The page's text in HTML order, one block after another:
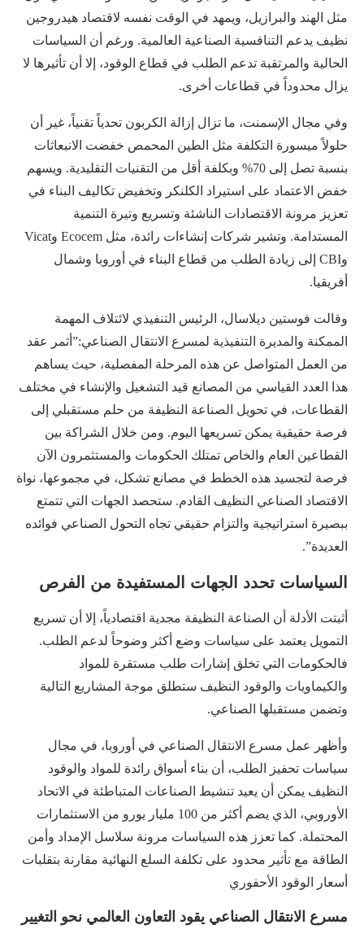
مثل الهند والبرازيل، ويمهد في الوقت نفسه لاقتصاد هيدروجين
نظيف يدعم التنافسية الصناعية العالمية. ورغم أن السياسات
الحالية والمرتقبة تدعم الطلب في قطاع الوقود، إلا أن تأثيرها لا
يزال محدوداً في قطاعات أخرى.
وفي مجال الإسمنت، ما تزال إزالة الكربون تحدياً تقنياً، غير أن
حلولاً ميسورة التكلفة مثل الطين المحمص خفضت الانبعاثات
بنسبة تصل إلى 70% وبكلفة أقل من التقنيات التقليدية. ويسهم
خفض الاعتماد على استيراد الكلنكر وتخفيض تكاليف البناء في
تعزيز مرونة الاقتصادات الناشئة وتسريع وتيرة التنمية
المستدامة. وتشير شركات إنشاءات رائدة، مثل Ecocem وVicat
وCBI إلى زيادة الطلب من قطاع البناء في أوروبا وشمال
أفريقيا.
وقالت فوستين ديلاسال، الرئيس التنفيذي لائتلاف المهمة
الممكنة والمديرة التنفيذية لمسرع الانتقال الصناعي:”أثمر عقد
من العمل المتواصل عن هذه المرحلة المفصلية، حيث يساهم
هذا العدد القياسي من المصانع قيد التشغيل والإنشاء في مختلف
القطاعات، في تحويل الصناعة النظيفة من حلم مستقبلي إلى
فرصة حقيقية يمكن تسريعها اليوم. ومن خلال الشراكة بين
القطاعين العام والخاص تمتلك الحكومات والمستثمرون الآن
فرصة لتجسيد هذه الخطط في مصانع تشكل، في مجموعها، نواة
الاقتصاد الصناعي النظيف القادم. ستحصد الجهات التي تتمتع
ببصيرة استراتيجية والتزام حقيقي تجاه التحول الصناعي فوائده
العديدة”.
السياسات تحدد الجهات المستفيدة من الفرص
أثبتت الأدلة أن الصناعة النظيفة مجدية اقتصادياً، إلا أن تسريع
التمويل يعتمد على سياسات وضع أكثر وضوحاً لدعم الطلب.
فالحكومات التي تخلق إشارات طلب مستقرة للمواد
والكيماويات والوقود النظيف ستطلق موجة المشاريع التالية
وتضمن مستقبلها الصناعي.
وأظهر عمل مسرع الانتقال الصناعي في أوروبا، في مجال
سياسات تحفيز الطلب، أن بناء أسواق رائدة للمواد والوقود
النظيف يمكن أن يعيد تنشيط الصناعات المتباطئة في الاتحاد
الأوروبي، الذي يضم أكثر من 100 مليار يورو من الاستثمارات
المحتملة. كما تعزز هذه السياسات مرونة سلاسل الإمداد وأمن
الطاقة مع تأثير محدود على تكلفة السلع النهائية مقارنة بتقلبات
أسعار الوقود الأحفوري
مسرع الانتقال الصناعي يقود التعاون العالمي نحو التغيير